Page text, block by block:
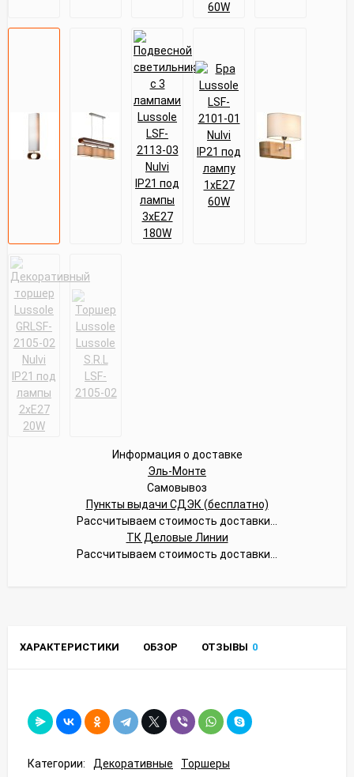
Информация о доставке
Эль-Монте
Самовывоз
Пункты выдачи СДЭК (бесплатно)
Рассчитываем стоимость доставки...
ТК Деловые Линии
Рассчитываем стоимость доставки...
ХАРАКТЕРИСТИКИ ОБЗОР ОТЗЫВЫ 0
Категории: Декоративные Торшеры